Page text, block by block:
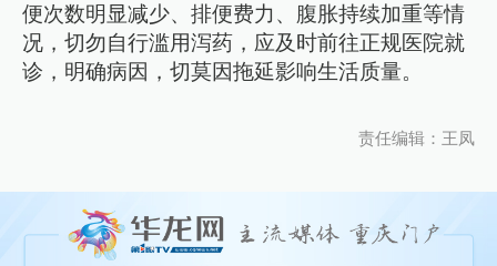
便次数明显减少、排便费力、腹胀持续加重等情
况，切勿自行滥用泻药，应及时前往正规医院就
诊，明确病因，切莫因拖延影响生活质量。
责任编辑：王凤